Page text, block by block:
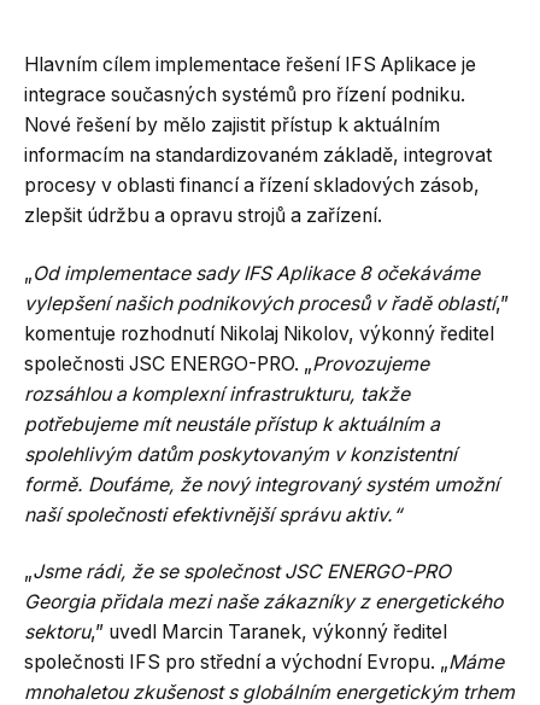
Hlavním cílem implementace řešení IFS Aplikace je
integrace současných systémů pro řízení podniku.
Nové řešení by mělo zajistit přístup k aktuálním
informacím na standardizovaném základě, integrovat
procesy v oblasti financí a řízení skladových zásob,
zlepšit údržbu a opravu strojů a zařízení.
„Od implementace sady IFS Aplikace 8 očekáváme
vylepšení našich podnikových procesů v řadě oblastí,”
komentuje rozhodnutí Nikolaj Nikolov, výkonný ředitel
společnosti JSC ENERGO-PRO. „Provozujeme
rozsáhlou a komplexní infrastrukturu, takže
potřebujeme mít neustále přístup k aktuálním a
spolehlivým datům poskytovaným v konzistentní
formě. Doufáme, že nový integrovaný systém umožní
naší společnosti efektivnější správu aktiv.“
„Jsme rádi, že se společnost JSC ENERGO-PRO
Georgia přidala mezi naše zákazníky z energetického
sektoru,” uvedl Marcin Taranek, výkonný ředitel
společnosti IFS pro střední a východní Evropu. „Máme
mnohaletou zkušenost s globálním energetickým trhem